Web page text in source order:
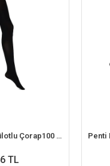
Penti Micro 100 Külotlu Çorap100 Denye
TL